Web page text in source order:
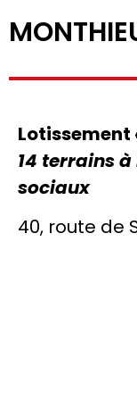
Lotissement
14 terrains
sociaux
40, route de